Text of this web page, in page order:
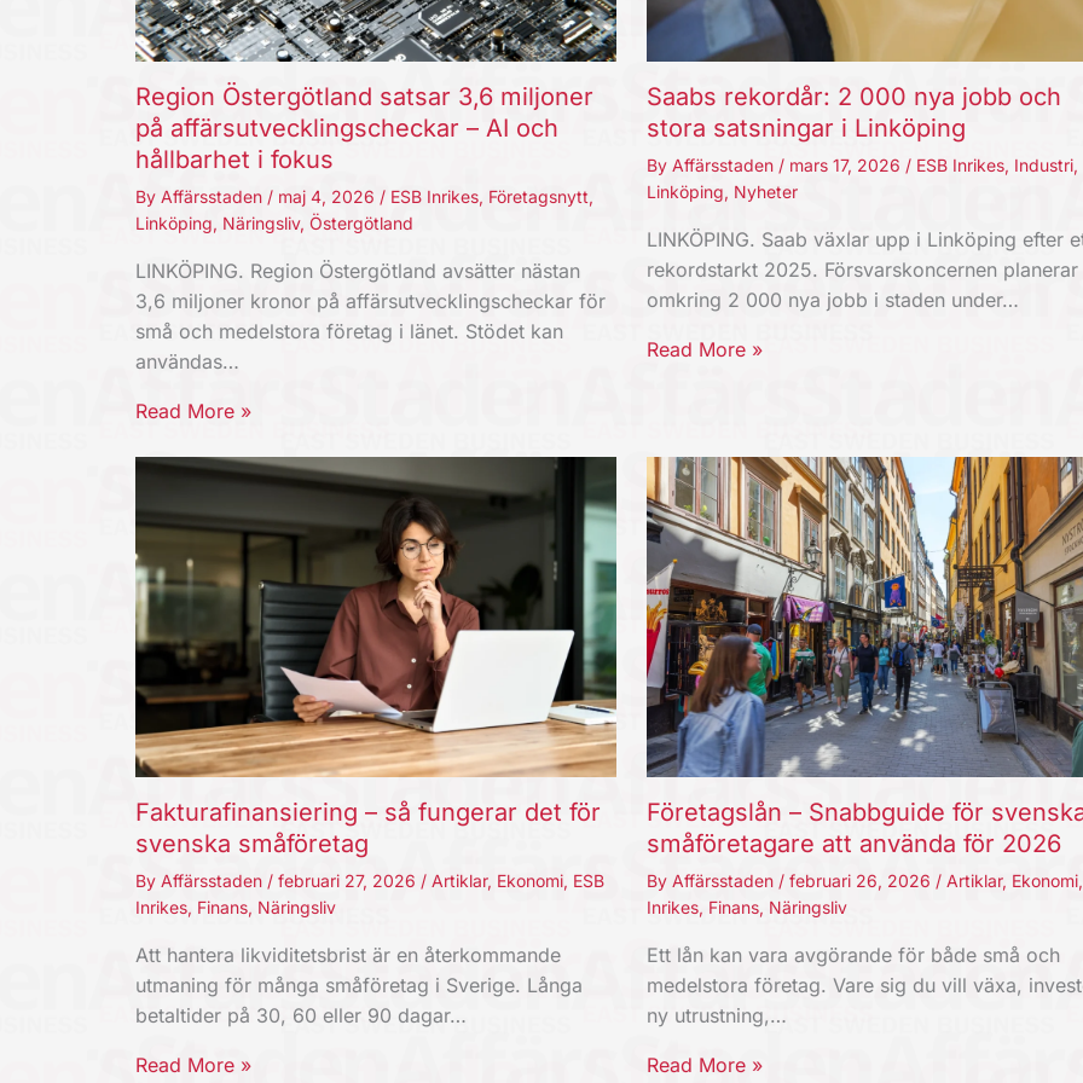
Region Östergötland satsar 3,6 miljoner
på affärsutvecklingscheckar – AI och
hållbarhet i fokus
By Affärsstaden / maj 4, 2026 / ESB Inrikes, Företagsnytt,
Linköping, Näringsliv, Östergötland
LINKÖPING. Region Östergötland avsätter nästan
3,6 miljoner kronor på affärsutvecklingscheckar för
små och medelstora företag i länet. Stödet kan
användas…
Read More »
Saabs rekordår: 2 000 nya jobb och
stora satsningar i Linköping
By Affärsstaden / mars 17, 2026 / ESB Inrikes, Industri,
Linköping, Nyheter
LINKÖPING. Saab växlar upp i Linköping efter
rekordstarkt 2025. Försvarskoncernen planerar
omkring 2 000 nya jobb i staden under…
Read More »
Fakturafinansiering – så fungerar det för
svenska småföretag
By Affärsstaden / februari 27, 2026 / Artiklar, Ekonomi, ESB
Inrikes, Finans, Näringsliv
Att hantera likviditetsbrist är en återkommande
utmaning för många småföretag i Sverige. Långa
betaltider på 30, 60 eller 90 dagar…
Read More »
Företagslån – Snabbguide för
småföretagare att använda för 2026
By Affärsstaden / februari 26, 2026 / Artiklar, Ekonomi
Inrikes, Finans, Näringsliv
Ett lån kan vara avgörande för både små och
medelstora företag. Vare sig du vill växa,
ny utrustning,…
Read More »